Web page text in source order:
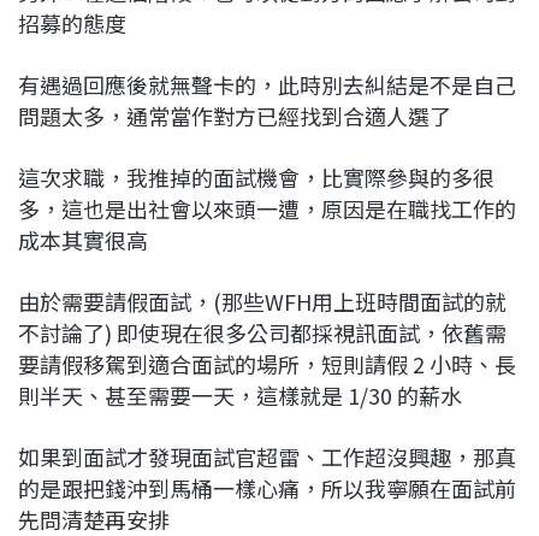
招募的態度
有遇過回應後就無聲卡的，此時別去糾結是不是自己
問題太多，通常當作對方已經找到合適人選了
這次求職，我推掉的面試機會，比實際參與的多很
多，這也是出社會以來頭一遭，原因是在職找工作的
成本其實很高
由於需要請假面試，(那些WFH用上班時間面試的就
不討論了) 即使現在很多公司都採視訊面試，依舊需
要請假移駕到適合面試的場所，短則請假 2 小時、長
則半天、甚至需要一天，這樣就是 1/30 的薪水
如果到面試才發現面試官超雷、工作超沒興趣，那真
的是跟把錢沖到馬桶一樣心痛，所以我寧願在面試前
先問清楚再安排